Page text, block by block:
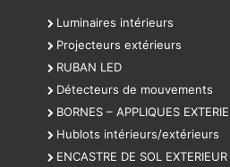
Luminaires intérieurs
Projecteurs extérieurs
RUBAN LED
Détecteurs de mouvements
BORNES – APPLIQUES
Hublots intérieurs/extérieurs
ENCASTRE DE SOL EXTERIEUR